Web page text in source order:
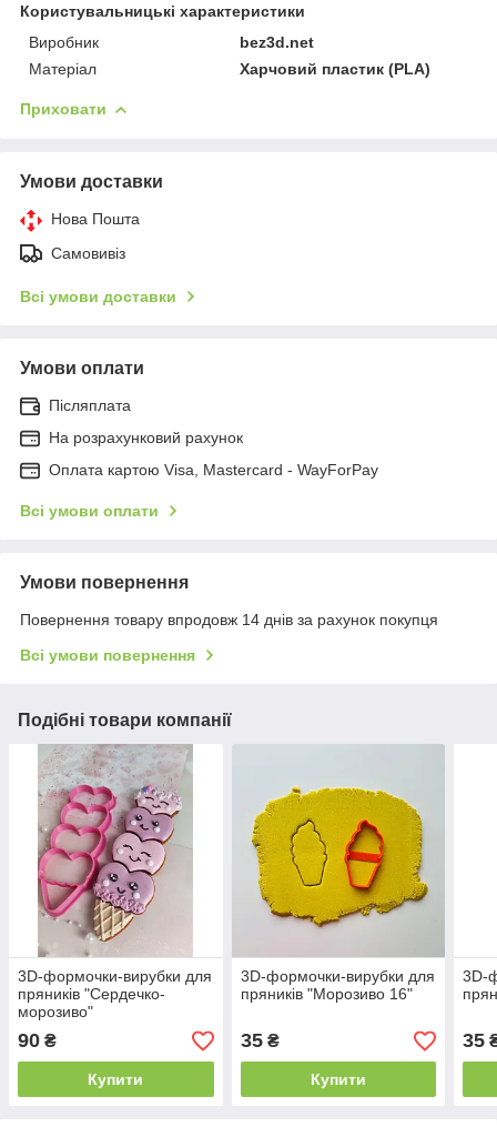
Користувальницькі характеристики
Виробник
bez3d.net
Матеріал
Харчовий пластик (PLA)
Приховати
Умови доставки
Нова Пошта
Самовивіз
Всі умови доставки
Умови оплати
Післяплата
На розрахунковий рахунок
Оплата картою Visa, Mastercard - WayForPay
Всі умови оплати
Умови повернення
Повернення товару впродовж 14 днів за рахунок покупця
Всі умови повернення
Подібні товари компанії
3D-формочки-вирубки для
пряників "Сердечко-
морозиво"
90 ₴
Купити
3D-формочки-вирубки для
пряників "Морозиво 16"
35₴
Купити
3D-
35